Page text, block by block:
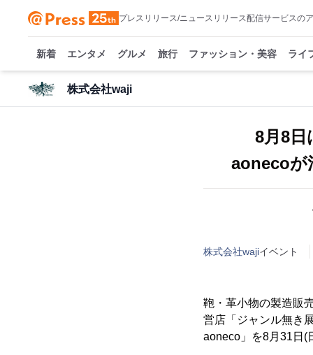
プレスリリース/ニュースリリース配信サービスの
新着 エンタメ グルメ 旅行 ファッション・美容 ライ
株式会社waji
8月8日
aonecoが
株式会社wajiイベント
鞄・革小物の製造販
営店「ジャンル無き
aoneco」を8月31日(